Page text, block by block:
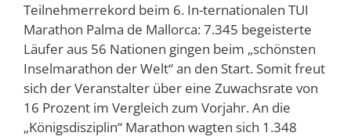
Teilnehmerrekord beim 6. In-ternationalen TUI
Marathon Palma de Mallorca: 7.345 begeisterte
Läufer aus 56 Nationen gingen beim „schönsten
Inselmarathon der Welt“ an den Start. Somit freut
sich der Veranstalter über eine Zuwachsrate von
16 Prozent im Vergleich zum Vorjahr. An die
„Königsdisziplin“ Marathon wagten sich 1.348